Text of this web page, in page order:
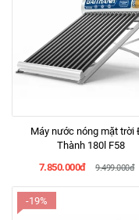
Máy nước nóng mặt trời
Thành 180l F58
7.850.000đ
9.499.000đ
-19%